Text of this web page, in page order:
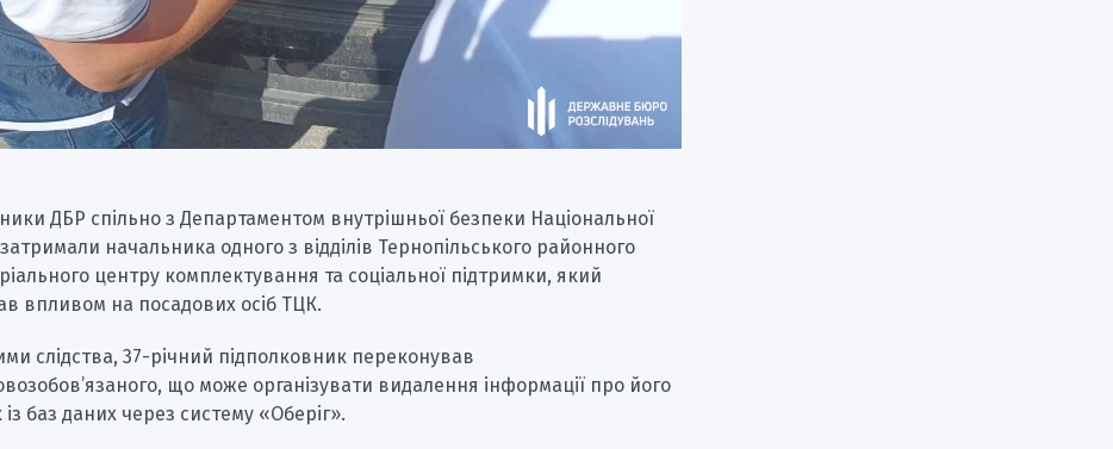
ДБР спільно з Департаментом внутрішньої безпеки Національної
затримали начальника одного з відділів Тернопільського районного
центру комплектування та соціальної підтримки, який
впливом на посадових осіб ТЦК.
слідства, 37-річний підполковник переконував
що може організувати видалення інформації про його
баз даних через систему «Оберіг».